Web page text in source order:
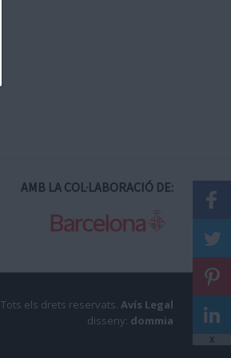
AMB LA COL·LABORACIÓ DE:
Tots els drets reservats. Avís Legal
disseny: dommia
X